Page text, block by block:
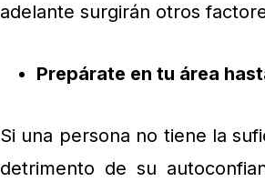
adelante surgirán otros
Prepárate en tu área
Si una persona no tiene la
detrimento de su